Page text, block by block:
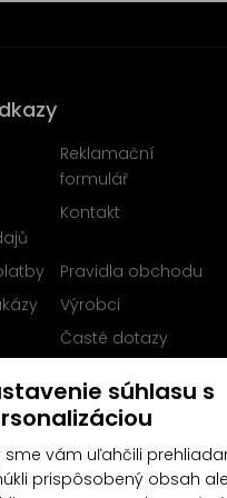
Reklamační
formulář
Kontakt
Pravidla obchodu
Výrobci
Časté dotazy
súhlasu s
sme vám uľahčili
prispôsobený obsah